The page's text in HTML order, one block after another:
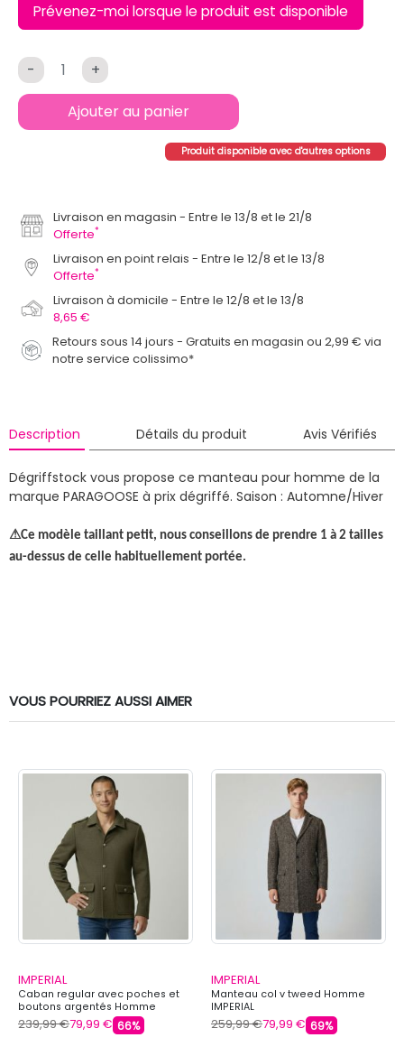
Prévenez-moi lorsque le produit est disponible
- +
Ajouter au panier
Produit disponible avec d'autres options
Livraison en magasin
Entre le 13/8 et le 21/8
Offerte*
Livraison en point relais
Entre le 12/8 et le 13/8
Offerte*
Livraison à domicile
Entre le 12/8 et le 13/8
8,65 €
Retours sous 14 jours - Gratuits en magasin ou 2,99 € via
notre service colissimo*
Description Détails du produit Avis Vérifiés
Dégriffstock vous propose ce manteau pour homme de la
marque PARAGOOSE à prix dégriffé. Saison : Automne/Hiver
⚠Ce modèle taillant petit, nous conseillons de prendre 1 à 2 tailles
au-dessus de celle habituellement portée.
VOUS POURRIEZ AUSSI AIMER
IMPERIAL
Caban regular avec poches et
boutons argentés Homme
IMPERIAL
239,99 €79,99 € 66%
IMPERIAL
Manteau col v tweed Homme
IMPERIAL
259,99 €79,99 € 69%